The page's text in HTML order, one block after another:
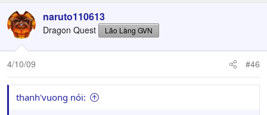
naruto110613
Dragon Quest Lão Làng GVN
4/10/09 #46
thanh'vuong nói: